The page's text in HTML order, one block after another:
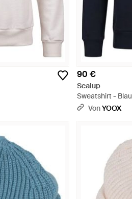
90 €
Sealup
Sweatshirt - Blau
VonYOOX